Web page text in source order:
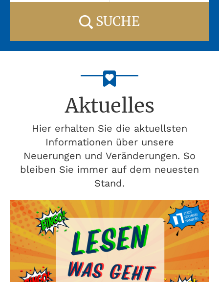
SUCHE
Aktuelles
Hier erhalten Sie die aktuellsten
Informationen über unsere
Neuerungen und Veränderungen. So
bleiben Sie immer auf dem neuesten
Stand.